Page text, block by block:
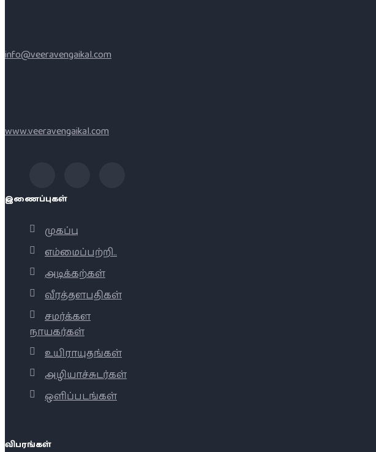
info@veeravengaikal.com
www.veeravengaikal.com
இணைப்புகள்
முகப்பு
எம்மைப்பற்றி..
அடிக்கற்கள்
வீரத்தளபதிகள்
சமர்க்கள
நாயகர்கள்
உயிராயுதங்கள்
அழியாச்சுடர்கள்
ஒளிப்படங்கள்
விபரங்கள்